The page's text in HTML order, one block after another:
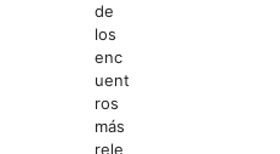
de
los
enc
uent
ros
más
rele